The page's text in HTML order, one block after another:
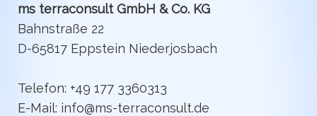
ms terraconsult GmbH & Co. KG
Bahnstraße 22
D-65817 Eppstein Niederjosbach
Telefon: +49 177 3360313
E-Mail: info@ms-terraconsult.de